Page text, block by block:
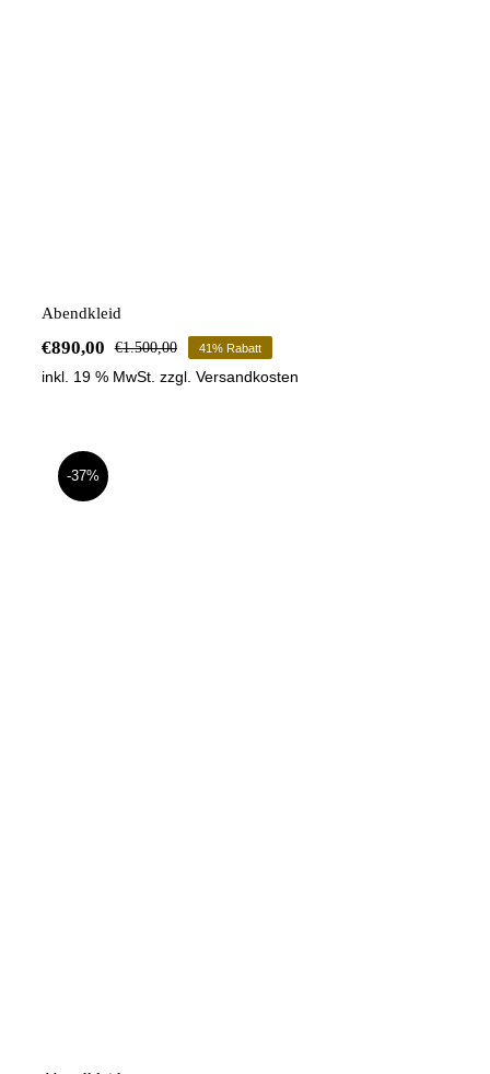
Abendkleid
€1.500,00Ursprünglicher
Preis
€890,00
Aktueller
Preis
41% Rabatt
inkl. 19 % MwSt. zzgl. Versandkosten
-37%